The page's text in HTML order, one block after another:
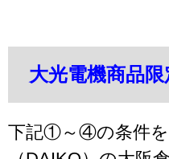
大光電機商品
下記①～④の条件を